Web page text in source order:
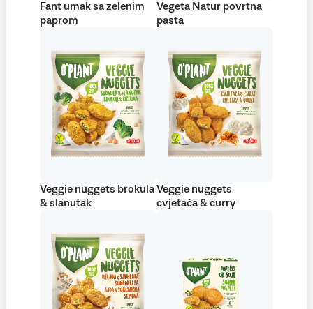
Fant umak sa zelenim
paprom
Vegeta Natur povrtna
pasta
Veggie nuggets brokula
& slanutak
Veggie nuggets
cvjetača & curry